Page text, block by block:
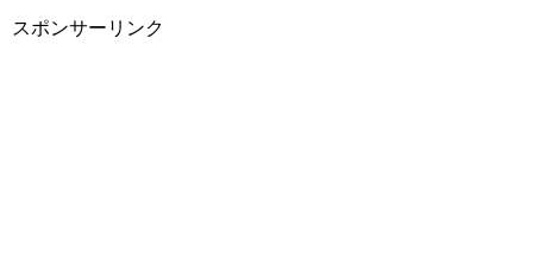
スポンサーリンク